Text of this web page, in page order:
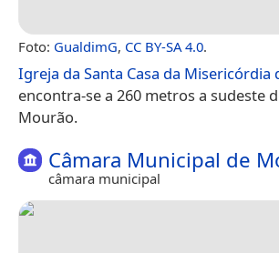
Foto: GualdimG, CC BY-SA 4.0.
Igreja da Santa Casa da Misericórdia
encontra-se a 260 metros a sudeste
Mourão.
Câmara Municipal de
câmara municipal